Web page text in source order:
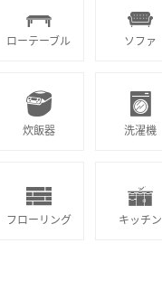
ローテーブル ソファ
炊飯器 洗濯機
フローリング キッチン